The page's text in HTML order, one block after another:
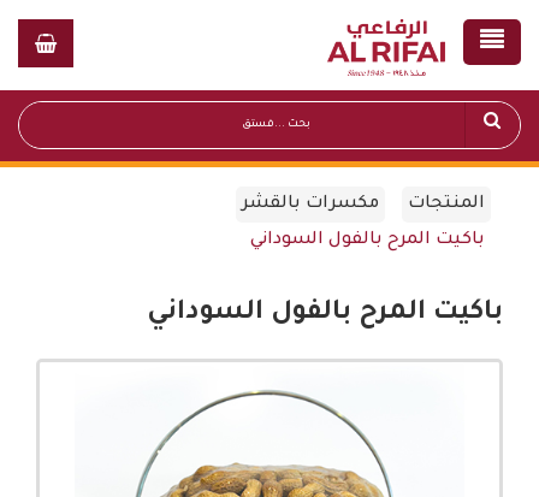
المنتجات
مكسرات بالقشر
باكيت المرح بالفول السوداني
باكيت المرح بالفول السوداني